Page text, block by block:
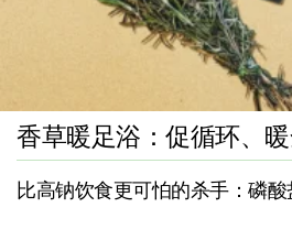
香草暖足浴：促循环、
比高钠饮食更可怕的杀手：磷酸